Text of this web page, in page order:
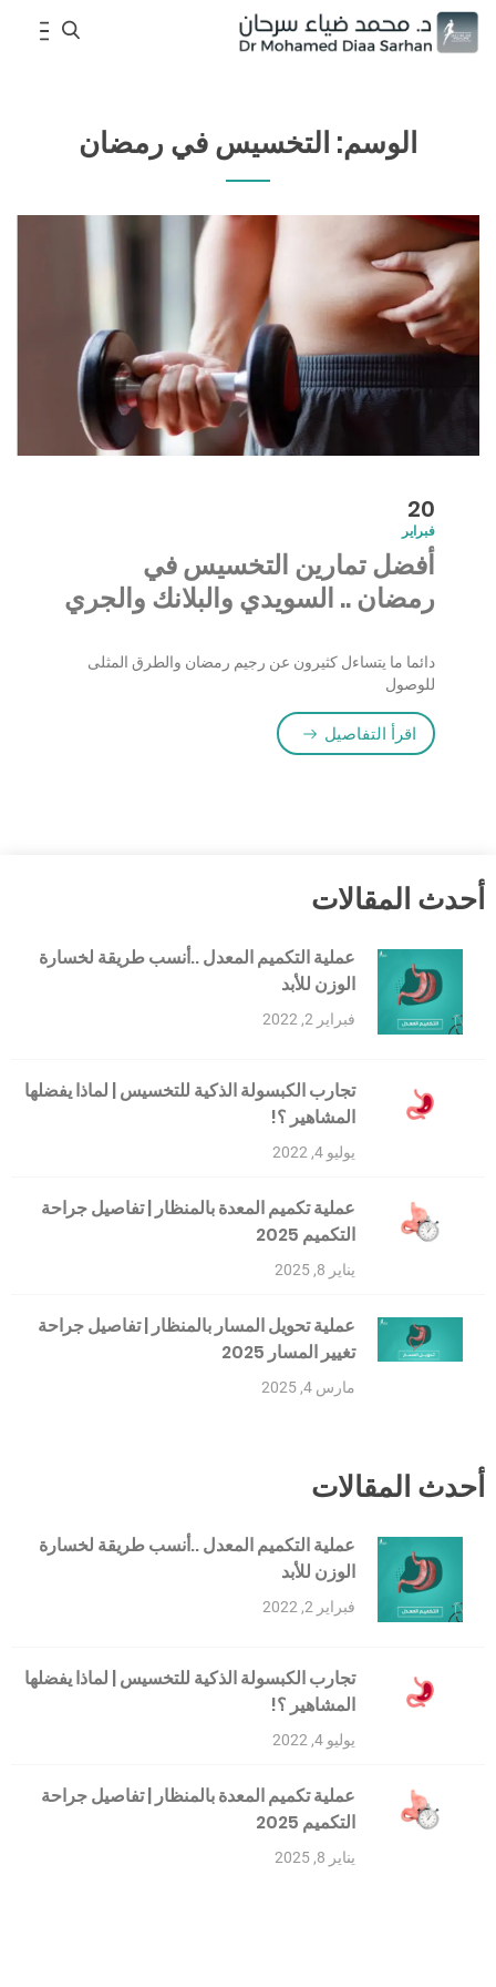
الوسم: التخسيس في رمضان
20
فبراير
أفضل تمارين التخسيس في
رمضان .. السويدي والبلانك والجري
دائما ما يتساءل كثيرون عن رجيم رمضان والطرق المثلى
للوصول
اقرأ التفاصيل “أفضل تمارين التخسيس في رمضان .. السويدي
أحدث المقالات
عملية التكميم المعدل ..أنسب طريقة لخسارة
الوزن للأبد
فبراير 2, 2022
تجارب الكبسولة الذكية للتخسيس | لماذا يفضلها
المشاهير ؟!
يوليو 4, 2022
عملية تكميم المعدة بالمنظار | تفاصيل جراحة
التكميم 2025
يناير 8, 2025
عملية تحويل المسار بالمنظار | تفاصيل جراحة
تغيير المسار 2025
مارس 4, 2025
أحدث المقالات
عملية التكميم المعدل ..أنسب طريقة لخسارة
الوزن للأبد
فبراير 2, 2022
تجارب الكبسولة الذكية للتخسيس | لماذا يفضلها
المشاهير ؟!
يوليو 4, 2022
عملية تكميم المعدة بالمنظار | تفاصيل جراحة
التكميم 2025
يناير 8, 2025